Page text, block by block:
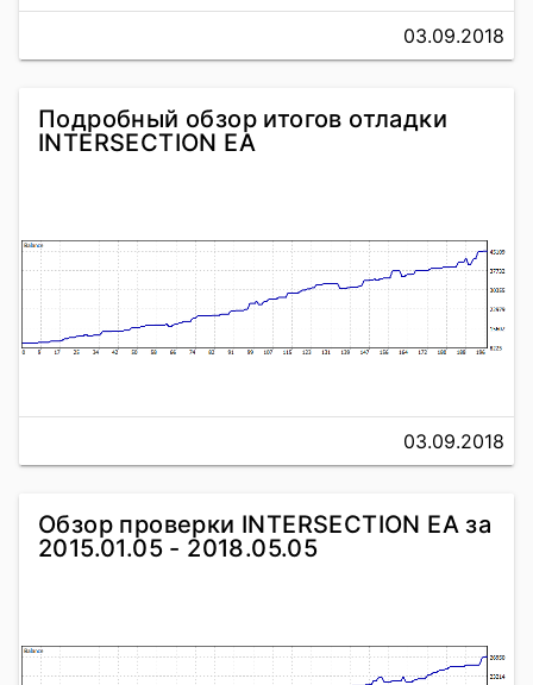
03.09.2018
Подробный обзор итогов отладки
INTERSECTION EA
03.09.2018
Обзор проверки INTERSECTION EA за
2015.01.05 - 2018.05.05